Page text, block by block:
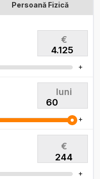
Persoană Fizică
€
+
luni
+
€
244
+